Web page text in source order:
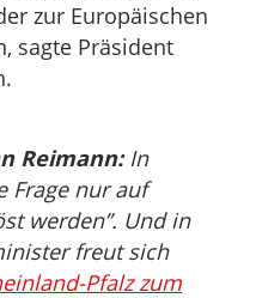
zur Europäischen
sagte Präsident
Reimann:In
Frage nur auf
werden”. Und in
freut sich
Pfalz zum